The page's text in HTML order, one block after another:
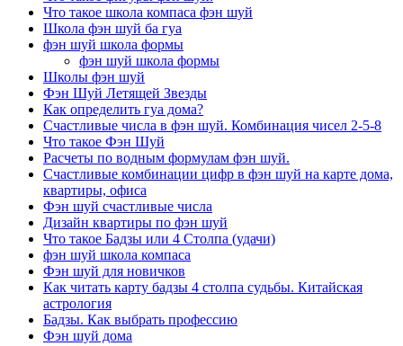
Что такое школа компаса фэн шуй
Школа фэн шуй ба гуа
фэн шуй школа формы
фэн шуй школа формы
Школы фэн шуй
Фэн Шуй Летящей Звезды
Как определить гуа дома?
Счастливые числа в фэн шуй. Комбинация чисел 2-5-8
Что такое Фэн Шуй
Расчеты по водным формулам фэн шуй.
Счастливые комбинации цифр в фэн шуй на карте дома,
квартиры, офиса
Фэн шуй счастливые числа
Дизайн квартиры по фэн шуй
Что такое Бадзы или 4 Столпа (удачи)
фэн шуй школа компаса
Фэн шуй для новичков
Как читать карту бадзы 4 столпа судьбы. Китайская
астрология
Бадзы. Как выбрать профессию
Фэн шуй дома